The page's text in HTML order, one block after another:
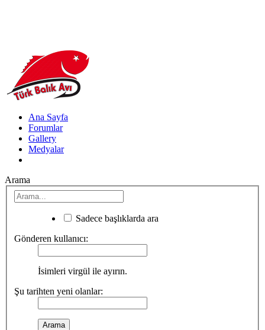
Ana Sayfa
Forumlar
Gallery
Medyalar
Arama
Sadece başlıklarda ara
Gönderen kullanıcı:
İsimleri virgül ile ayırın.
Şu tarihten yeni olanlar: